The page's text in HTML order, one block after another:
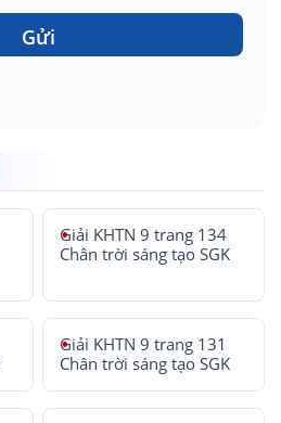
Gửi
Giải KHTN 9 trang 134
Chân trời sáng tạo SGK
Giải KHTN 9 trang 131
Chân trời sáng tạo SGK